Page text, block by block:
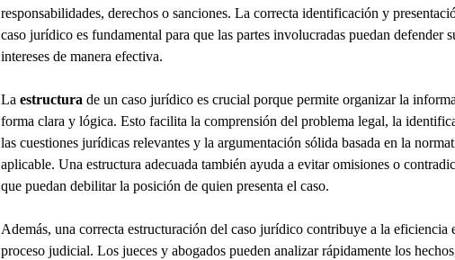
responsabilidades, derechos o sanciones. La correcta identificación y
caso jurídico es fundamental para que las partes involucradas puedan defender
intereses de manera efectiva.
La estructura de un caso jurídico es crucial porque permite organizar la
forma clara y lógica. Esto facilita la comprensión del problema legal, la
las cuestiones jurídicas relevantes y la argumentación sólida basada en la
aplicable. Una estructura adecuada también ayuda a evitar omisiones o
que puedan debilitar la posición de quien presenta el caso.
Además, una correcta estructuración del caso jurídico contribuye a la eficiencia
proceso judicial. Los jueces y abogados pueden analizar rápidamente los